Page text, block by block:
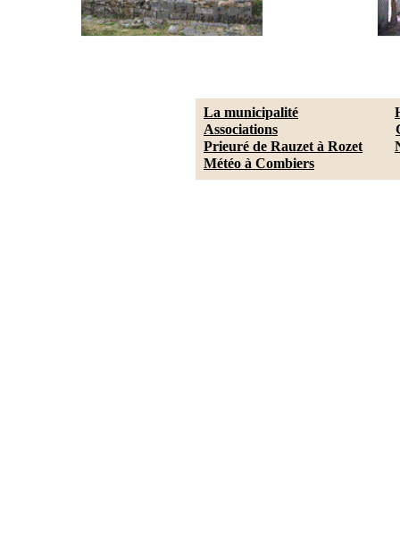
La municipalité
Associations
Prieuré de Rauzet à Rozet
Météo à Combiers